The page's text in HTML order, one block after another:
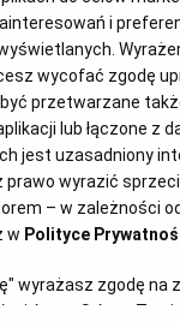
Gaik
z
LENIWE LENIWE
i
wycofać zgodę
przetwarzane
lub łączone z
jest uzasadniony
wyrazić
– w zależności
w Polityce
wyrażasz zgodę na
i Agora S.A. na